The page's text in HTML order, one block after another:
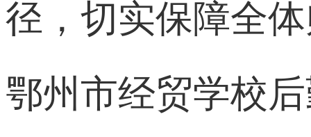
径，切实保障全
鄂州市经贸学校